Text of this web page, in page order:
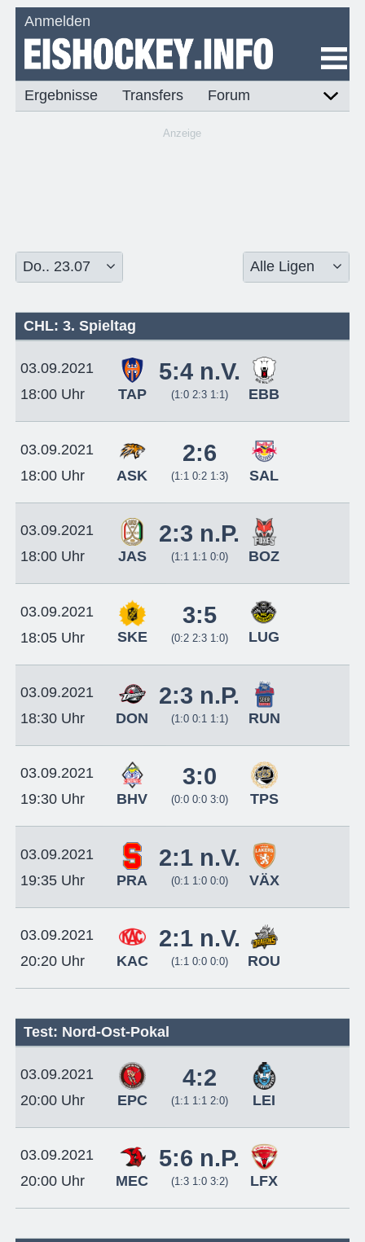
Anmelden
Ergebnisse Transfers Forum
Anzeige
CHL: 3. Spieltag
03.09.2021
18:00 Uhr
TAP
5:4 n.V.
(1:0 2:3 1:1) EBB
03.09.2021
18:00 Uhr
ASK
2:6
(1:1 0:2 1:3) SAL
03.09.2021
18:00 Uhr
JAS
2:3 n.P.
(1:1 1:1 0:0) BOZ
03.09.2021
18:05 Uhr
SKE
3:5
(0:2 2:3 1:0) LUG
03.09.2021
18:30 Uhr
DON
2:3 n.P.
(1:0 0:1 1:1) RUN
03.09.2021
19:30 Uhr
BHV
3:0
(0:0 0:0 3:0) TPS
03.09.2021
19:35 Uhr
PRA
2:1 n.V.
(0:1 1:0 0:0) VÄX
03.09.2021
20:20 Uhr
KAC
2:1 n.V.
(1:1 0:0 0:0) ROU
Test: Nord-Ost-Pokal
03.09.2021
20:00 Uhr
EPC
4:2
(1:1 1:1 2:0) LEI
03.09.2021
20:00 Uhr
MEC
5:6 n.P.
(1:3 1:0 3:2) LFX